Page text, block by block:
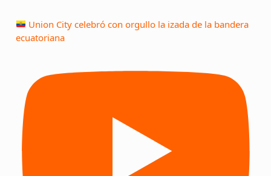
Union City celebró con orgullo la izada de la bandera
ecuatoriana